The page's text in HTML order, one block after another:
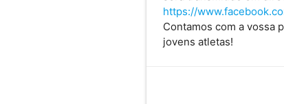
https://
Contamos com a vossa
jovens atletas!